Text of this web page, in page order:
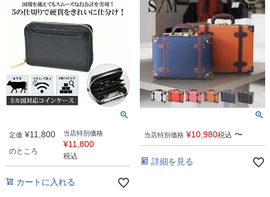
定価 ¥11,800
のところ
当店特別価格
¥11,800
税込
カートに入れる
当店特別価格 ¥10,980税込 〜
詳細を見る